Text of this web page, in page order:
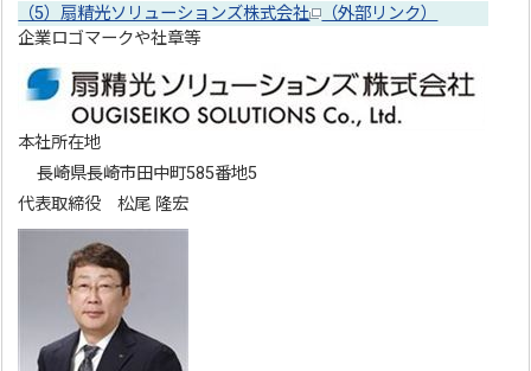
（5）扇精光ソリューションズ株式会社
（外部リンク）
企業ロゴマークや社章等
本社所在地
長崎県長崎市田中町585番地5
代表取締役 松尾 隆宏